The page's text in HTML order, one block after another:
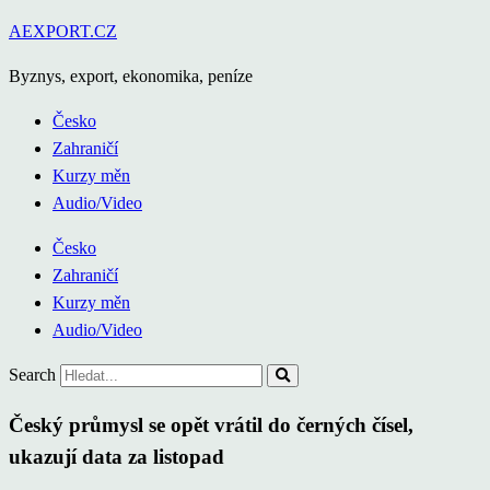
Přejít
obsahu
AEXPORT.CZ
Byznys, export, ekonomika, peníze
Česko
Zahraničí
Kurzy měn
Audio/Video
Česko
Zahraničí
Kurzy měn
Audio/Video
Search
Český průmysl se opět vrátil do černých čísel,
ukazují data za listopad